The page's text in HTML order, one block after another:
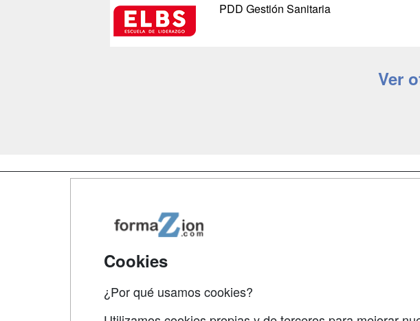
PDD Gestión Sanitaria
Ver
Cookies
¿Por qué usamos cookies?